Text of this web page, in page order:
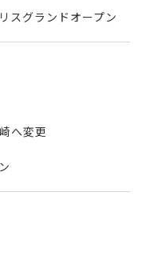
スグランドオープン
へ変更